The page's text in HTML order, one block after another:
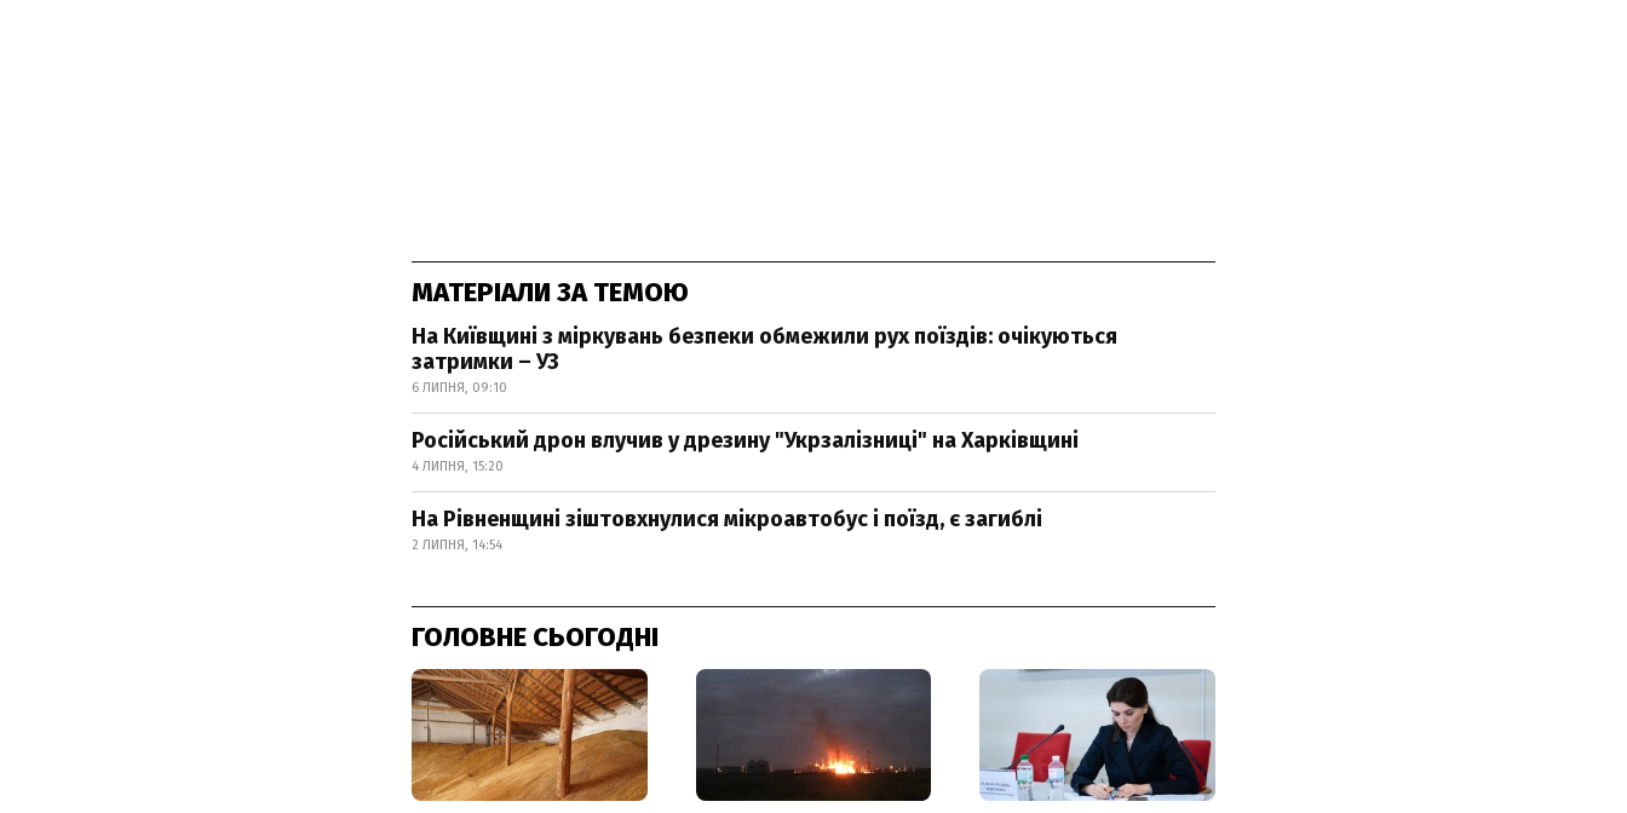
МАТЕРІАЛИ ЗА ТЕМОЮ
На Київщині з міркувань безпеки обмежили рух поїздів: очікуються
затримки – УЗ
6 ЛИПНЯ, 09:10
Російський дрон влучив у дрезину "Укрзалізниці" на Харківщині
4 ЛИПНЯ, 15:20
На Рівненщині зіштовхнулися мікроавтобус і поїзд, є загиблі
2 ЛИПНЯ, 14:54
ГОЛОВНЕ СЬОГОДНІ